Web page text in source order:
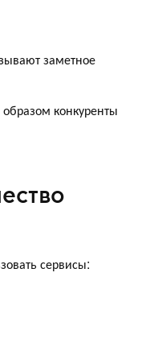
заметное
конкуренты
сервисы: